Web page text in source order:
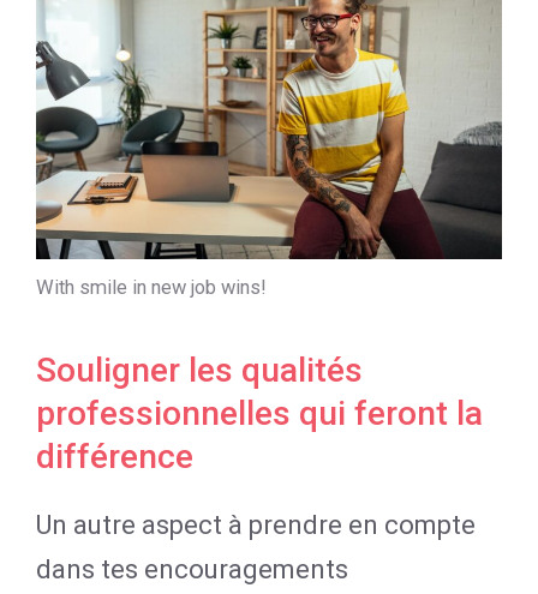
With smile in new job wins!
Souligner les qualités
professionnelles qui feront la
différence
Un autre aspect à prendre en compte
dans tes encouragements